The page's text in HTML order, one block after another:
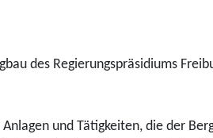
des Regierungspräsidiums
und Tätigkeiten, die der